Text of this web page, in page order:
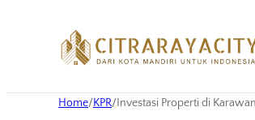
Home/KPR/Investasi Properti di